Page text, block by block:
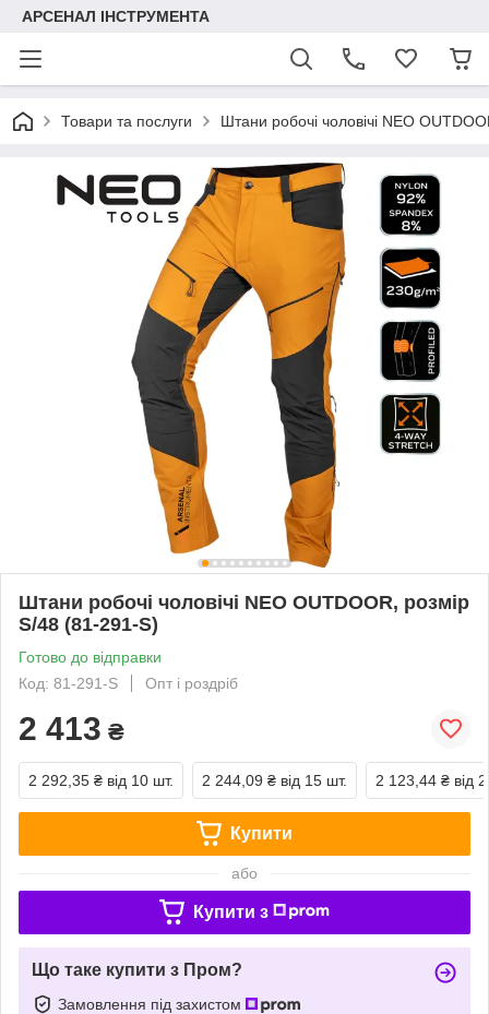
АРСЕНАЛ ІНСТРУМЕНТА
Товари та послуги Штани робочі чоловічі NEO
Штани робочі чоловічі NEO OUTDOOR, розмір
S/48 (81-291-S)
Готово до відправки
Код: 81-291-S
Опт і роздріб
2 413 ₴
2 292,35 ₴ від 10 шт. 2 244,09 ₴ від 15 шт. 2 123,44 ₴ від
Купити
або
Купити з
Що таке купити з Пром?
Замовлення під захистом